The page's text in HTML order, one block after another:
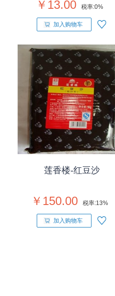
￥13.00 税率:0%
加入购物车
莲香楼-红豆沙
￥150.00 税率:13%
加入购物车